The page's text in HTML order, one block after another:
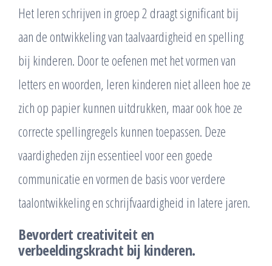
Het leren schrijven in groep 2 draagt significant bij
aan de ontwikkeling van taalvaardigheid en spelling
bij kinderen. Door te oefenen met het vormen van
letters en woorden, leren kinderen niet alleen hoe ze
zich op papier kunnen uitdrukken, maar ook hoe ze
correcte spellingregels kunnen toepassen. Deze
vaardigheden zijn essentieel voor een goede
communicatie en vormen de basis voor verdere
taalontwikkeling en schrijfvaardigheid in latere jaren.
Bevordert creativiteit en
verbeeldingskracht bij kinderen.